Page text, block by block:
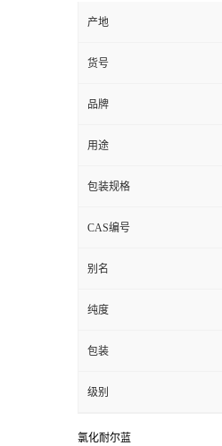
产地
货号
品牌
用途
包装规格
CAS编号
别名
纯度
包装
级别
氯化耐尔蓝